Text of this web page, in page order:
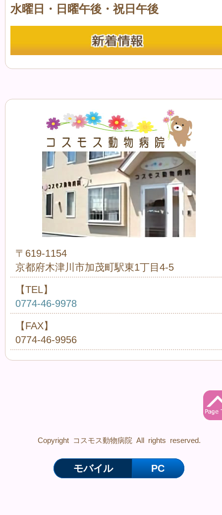
水曜日・日曜午後・祝日午後
〒619-1154
京都府木津川市加茂町駅東1丁目4-5
【TEL】
0774-46-9978
【FAX】
0774-46-9956
Copyright コスモス動物病院 All rights reserved.
モバイル PC